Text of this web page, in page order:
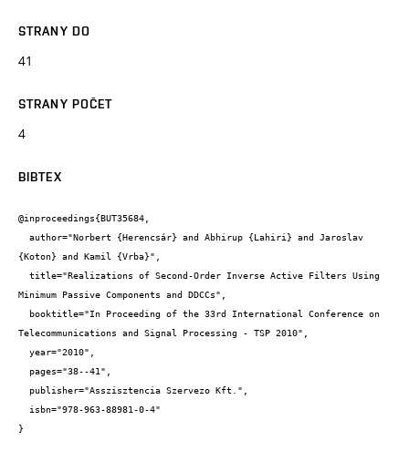
STRANY DO
41
STRANY POČET
4
BIBTEX
@inproceedings{BUT35684,
{Koton} and Kamil {Vrba}",
Minimum Passive Components and DDCCs",
Telecommunications and Signal Processing - TSP 2010",
}